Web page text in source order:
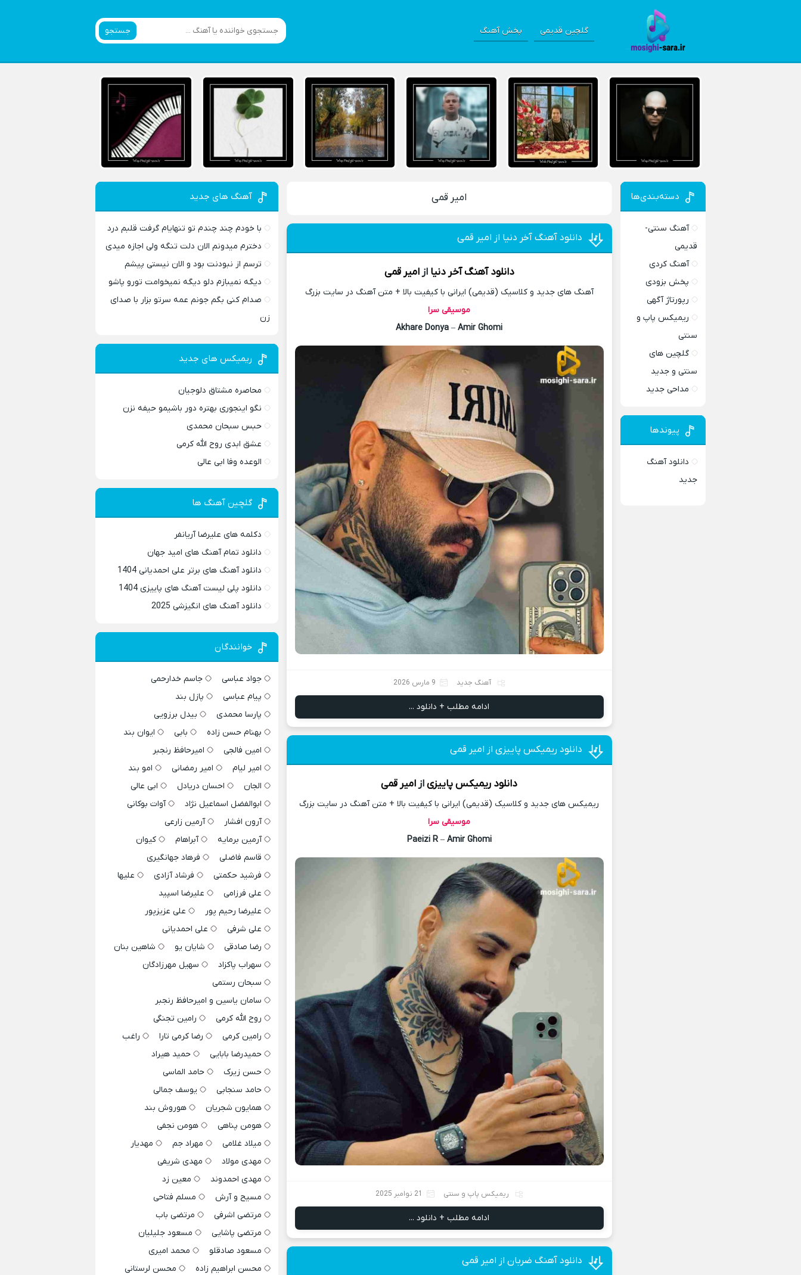
گلچین قدیمی پخش آهنگ جستجو
امیر قمی
دانلود آهنگ آخر دنیا از امیر قمی
دانلود آهنگآخر دنیا ازامیر قمی
آهنگ های جدید و کلاسیک (قدیمی) ایرانی با کیفیت بالا + متن آهنگ در سایت بزرگ
موسیقی سرا
Akhare Donya –Amir Ghomi
آهنگ جدید 9 مارس 2026
ادامه مطلب + دانلود ...
دانلود ریمیکس پاییزی از امیر قمی
دانلود ریمیکس پاییزی ازامیر قمی
ریمیکس های جدید و کلاسیک (قدیمی) ایرانی با کیفیت بالا + متن آهنگ در سایت بزرگ
موسیقی سرا
Paeizi R– Amir Ghomi
ریمیکس پاپ و سنتی 21 نوامبر 2025
ادامه مطلب + دانلود ...
دانلود آهنگ ضربان از امیر قمی
دسته‌بندی‌ها
آهنگ سنتی-
قدیمی
آهنگ کردی
پخش بزودی
رپورتاژ آگهی
ریمیکس پاپ و
سنتی
گلچین های
سنتی و جدید
مداحی جدید
پیوندها
دانلود آهنگ
جدید
آهنگ های جدید
با خودم چند چندم تو تنهایام گرفت قلبم درد
دخترم میدونم الان دلت تنگه ولی اجازه میدی
ترسم از نبودنت بود و الان نیستی پیشم
دیگه نمیبازم دلو دیگه نمیخوامت تورو پاشو
صدام کنی بگم جونم عمه سرتو بزار با صدای
زن
ریمیکس های جدید
محاصره مشتاق دلوجیان
نگو اینجوری بهتره دور باشیمو حیفه نزن
حبس سبحان محمدی
عشق ابدی روح الله کرمی
الوعده وفا ابی عالی
گلچین آهنگ ها
دکلمه های علیرضا آریانفر
دانلود تمام آهنگ های امید جهان
دانلود آهنگ های برتر علی احمدیانی 1404
دانلود پلی لیست آهنگ های پاییزی 1404
دانلود آهنگ های انگیزشی 2025
خوانندگان
جواد عباسی
جاسم خدارحمی
پیام عباسی
پازل بند
پارسا محمدی
بیدل برزویی
بهنام حسن زاده
بابی
ایوان بند
امین فالجی
امیرحافظ رنجبر
امیر لیام
امیر رمضانی
امو بند
الجان
احسان دریادل
ابی عالی
ابوالفضل اسماعیل نژاد
آوات بوکانی
آرون افشار
آرمین زارعی
آرمین برمایه
آبراهام
کیوان
قاسم فاضلی
فرهاد جهانگیری
فرشید حکمتی
فرشاد آزادی
علیها
علی فرزامی
علیرضا اسپید
علیرضا رحیم پور
علی عزیزپور
علی شرفی
علی احمدیانی
رضا صادقی
شایان یو
شاهین بنان
سهراب پاکزاد
سهیل مهرزادگان
سبحان رستمی
سامان یاسین و امیرحافظ رنجبر
روح الله کرمی
رامین تجنگی
رامین کرمی
رضا کرمی تارا
راغب
حمیدرضا بابایی
حمید هیراد
حسن زیرک
حامد الماسی
حامد سنجابی
یوسف جمالی
همایون شجریان
هوروش بند
هومن پناهی
هومن نجفی
میلاد غلامی
مهراد جم
مهدیار
مهدی مولاد
مهدی شریفی
مهدی احمدوند
معین زد
مسیح و آرش
مسلم فتاحی
مرتضی اشرفی
مرتضی باب
مرتضی پاشایی
مسعود جلیلیان
مسعود صادقلو
محمد امیری
محسن ابراهیم زاده
محسن لرستانی